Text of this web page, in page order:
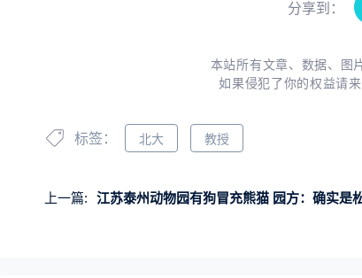
分享到：
本站所有文章、数据、图
如果侵犯了你的权益请
标签： 北大 教授
上一篇: 江苏泰州动物园有狗冒充熊猫 园方：确实是松狮